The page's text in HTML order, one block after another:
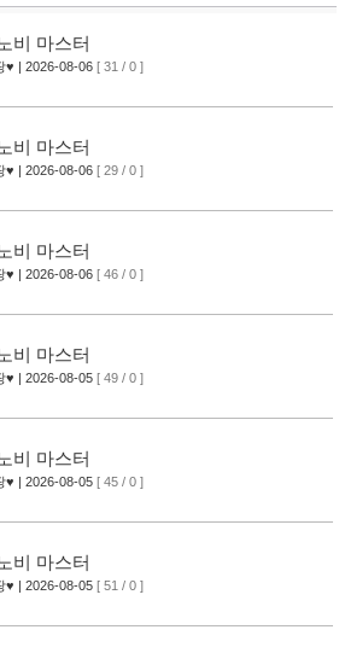
비 마스터
♥ | 2026-08-06 [ 31 / 0 ]
비 마스터
♥ | 2026-08-06 [ 29 / 0 ]
비 마스터
♥ | 2026-08-06 [ 46 / 0 ]
비 마스터
♥ | 2026-08-05 [ 49 / 0 ]
비 마스터
♥ | 2026-08-05 [ 45 / 0 ]
비 마스터
♥ | 2026-08-05 [ 51 / 0 ]